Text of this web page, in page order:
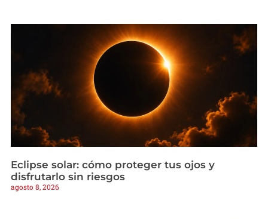
Eclipse solar: cómo proteger tus ojos y
disfrutarlo sin riesgos
agosto 8, 2026